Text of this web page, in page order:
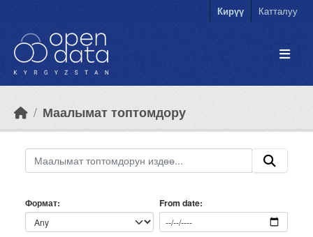
Кирүү Катталуу
Маалымат топтомдору
Формат From date